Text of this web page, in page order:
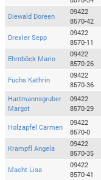
Diewald Doreen
09422
8570-42
Drexler Sepp
09422
8570-11
Ehrnböck Mario
09422
8570-26
Fuchs Kathrin
09422
8570-36
Hartmannsgruber
Margot
09422
8570-29
Holzapfel Carmen
09422
8570-0
Krampfl Angela
09422
8570-35
Macht Lisa
09422
8570-41